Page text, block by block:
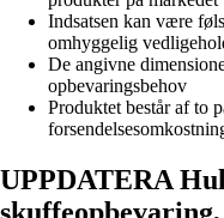
Indsatsen kan være
omhyggelig
De angivne
opbevaringsbehov
Produktet består af to
UPPDATERA